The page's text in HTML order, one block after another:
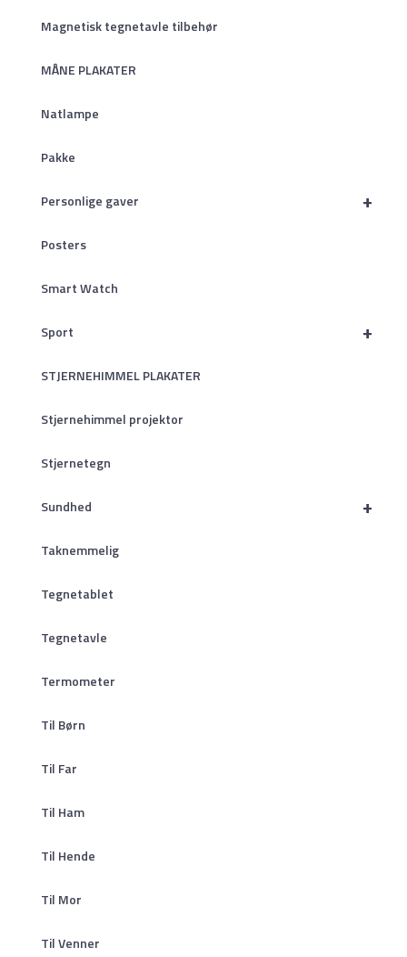
Magnetisk tegnetavle tilbehør
MÅNE PLAKATER
Natlampe
Pakke
+
Personlige gaver
Posters
Smart Watch
+
Sport
STJERNEHIMMEL PLAKATER
Stjernehimmel projektor
Stjernetegn
+
Sundhed
Taknemmelig
Tegnetablet
Tegnetavle
Termometer
Til Børn
Til Far
Til Ham
Til Hende
Til Mor
Til Venner